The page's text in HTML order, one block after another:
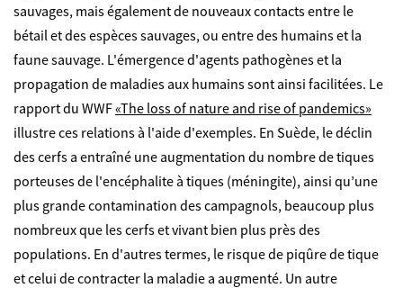
sauvages, mais également de nouveaux contacts entre le
bétail et des espèces sauvages, ou entre des humains et la
faune sauvage. L'émergence d'agents pathogènes et la
propagation de maladies aux humains sont ainsi facilitées. Le
rapport du WWF«The loss of nature and rise of pandemics»
illustre ces relations à l'aide d'exemples. En Suède, le déclin
des cerfs a entraîné une augmentation du nombre de tiques
porteuses de l'encéphalite à tiques (méningite), ainsi qu’une
plus grande contamination des campagnols, beaucoup plus
nombreux que les cerfs et vivant bien plus près des
populations. En d'autres termes, le risque de piqûre de tique
et celui de contracter la maladie a augmenté. Un autre